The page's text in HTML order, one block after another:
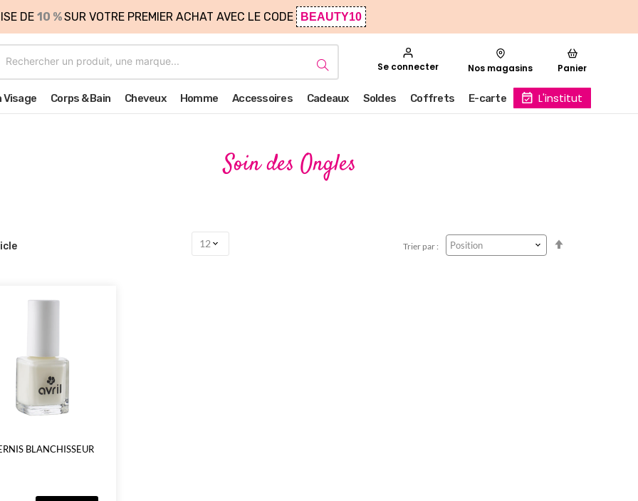
DE 10 %SUR VOTRE PREMIER ACHAT AVEC LE CODE BEAUTY10
Se connecter Nos magasins Panier
Visage Corps & Bain Cheveux Homme Accessoires Cadeaux Soldes Coffrets E-carte L'institut
Soin des Ongles
Trier par :
BLANCHISSEUR